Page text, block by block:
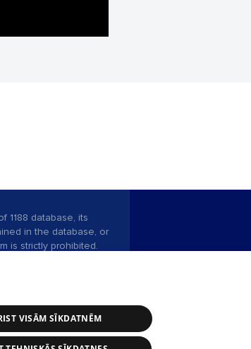
1188 database, its
in the database, or
is strictly prohibited.
VISĀM SĪKDATNĒM